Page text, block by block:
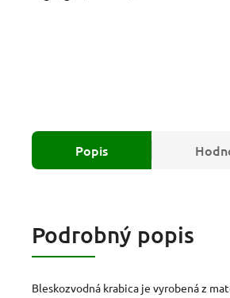
Popis
Podrobný popis
Bleskozvodná krabica je vyrobená z